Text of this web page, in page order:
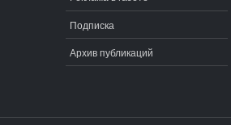
Подписка
Архив публикаций